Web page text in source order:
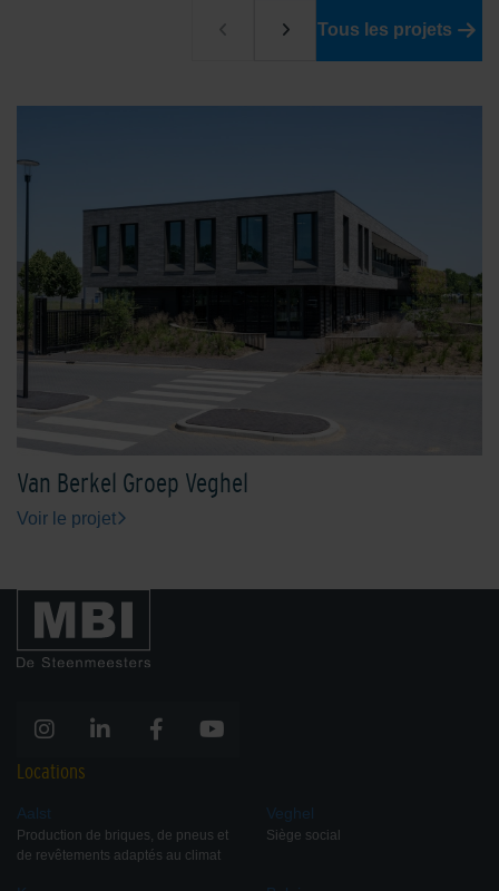
Tous les projets
Van Berkel Groep Veghel
Voir le projet
Locations
Aalst
Production de briques, de pneus et
de revêtements adaptés au climat
Veghel
Siège social